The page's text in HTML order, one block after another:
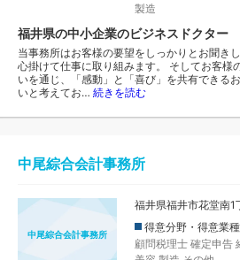
製造
福井県の中小企業のビジネスドクター
当事務所はお客様の要望をしっかりとお聞き
心掛けて仕事に取り組みます。 そしてお客様
いを通じ、「感動」と「喜び」を共有できる
いと考えてお… 続きを読む
中尾綜合会計事務所
中尾綜合会計事務所
福井県福井市花堂南
得意分野・得意業種
顧問税理士 確定申告